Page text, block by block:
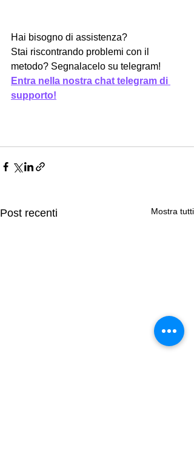
Hai bisogno di assistenza?
Stai riscontrando problemi con il
metodo? Segnalacelo su telegram!
Entra nella nostra chat telegram di
supporto!
Post recenti Mostra tutti